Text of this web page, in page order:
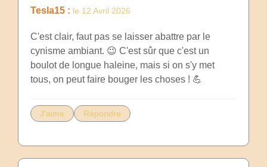
Tesla15 : le 12 Avril 2026
C'est clair, faut pas se laisser abattre par le
cynisme ambiant. 😉 C'est sûr que c'est un
boulot de longue haleine, mais si on s'y met
tous, on peut faire bouger les choses ! 💪
J'aime Répondre